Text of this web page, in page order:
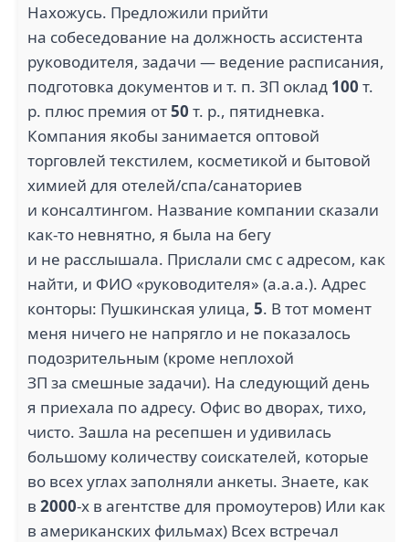
Нахожусь. Предложили прийти
на собеседование на должность ассистента
руководителя, задачи — ведение расписания,
подготовка документов и т. п. ЗП оклад 100 т.
р. плюс премия от50 т. р., пятидневка.
Компания якобы занимается оптовой
торговлей текстилем, косметикой и бытовой
химией для отелей/спа/санаториев
и консалтингом. Название компании сказали
как-то невнятно, я была на бегу
и не расслышала. Прислали смс с адресом, как
найти, и ФИО «руководителя» (а.а.а.). Адрес
конторы: Пушкинская улица, 5. В тот момент
меня ничего не напрягло и не показалось
подозрительным (кроме неплохой
ЗП за смешные задачи). На следующий день
я приехала по адресу. Офис во дворах, тихо,
чисто. Зашла на ресепшен и удивилась
большому количеству соискателей, которые
во всех углах заполняли анкеты. Знаете, как
в 2000-х в агентстве для промоутеров) Или как
в американских фильмах) Всех встречал